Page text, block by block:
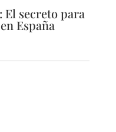
El secreto para
España